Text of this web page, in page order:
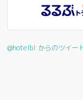
@hotelbl からのツイー